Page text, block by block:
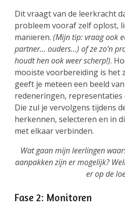
Dit vraagt van de leerkracht
probleem vooraf zelf oplost,
manieren. (Mijn tip: vraag ook
partner... ouders...) of ze zo’n
houdt hen ook weer scherp!).
mooiste voorbereiding is het
geeft je meteen een beeld
redeneringen,
Die zul je vervolgens tijdens
herkennen, selecteren en in
met elkaar verbinden.
Wat gaan mijn leerlingen
aanpakken zijn er mogelijk?
er op de
Fase 2: Monitoren